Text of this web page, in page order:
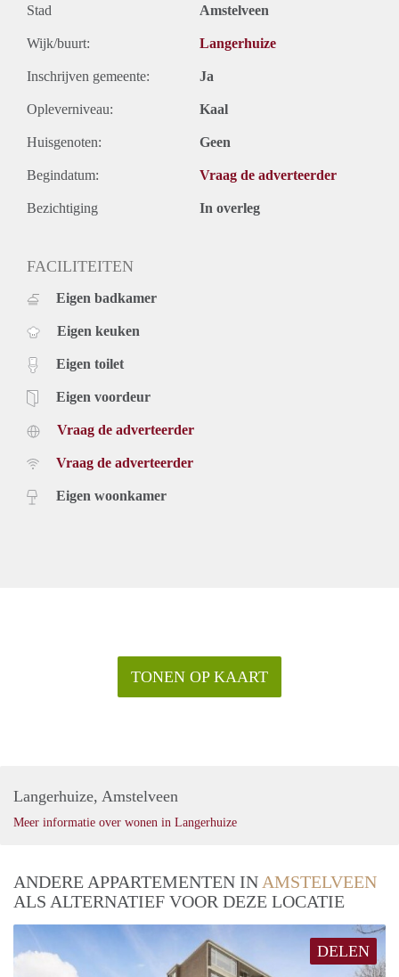
Stad Amstelveen
Wijk/buurt: Langerhuize
Inschrijven gemeente: Ja
Opleverniveau: Kaal
Huisgenoten: Geen
Begindatum: Vraag de adverteerder
Bezichtiging In overleg
FACILITEITEN
Eigen badkamer
Eigen keuken
Eigen toilet
Eigen voordeur
Vraag de adverteerder
Vraag de adverteerder
Eigen woonkamer
TONEN OP KAART
Langerhuize, Amstelveen
Meer informatie over wonen in Langerhuize
ANDERE APPARTEMENTEN IN AMSTELVEEN
ALS ALTERNATIEF VOOR DEZE LOCATIE
DELEN